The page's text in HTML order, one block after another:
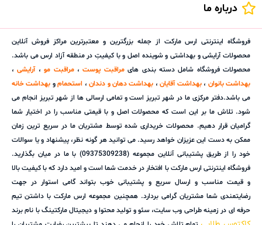
درباره ما
فروشگاه اینترنتی ارس مارکت از جمله بزرگترین و معتبرترین مراکز فروش آنلاین
محصولات آرایشی و بهداشتی و شوینده اصل و با کیفیتِ در منطقه آزاد ارس می باشد.
محصولات فروشگاه شامل دسته بندی هایمراقبت پوست،مراقبت مو،آرایشی،
بهداشت بانوان ،بهداشت آقایان، بهداشت دهان و دندان، استحمامو بهداشت خانه
می باشد.دفتر مرکزی ما در شهر تبریز است و تمامی ارسالی ها از شهر تبریز انجام می
شود. تلاش ما بر این است که محصولات اصل و با قیمتی مناسب را در اختیار شما
گرامیان قرار دهیم. محصولات خریداری شده توسط مشتریان ما در سریع ترین زمان
ممکن به دست این عزیزان خواهد رسید. می توانید هر گونه نظر، پیشنهاد و یا سوالات
خود را از طریق پشتیبانی آنلاین مجموعه (09375309238) با ما در میان بگذارید.
فروشگاه اینترنتی ارس مارکت با افتخار در خدمت شما است و امید دارد که با کیفیت بالا
و قیمت مناسب و ارسال سریع و پشتیبانی خوب بتواند گامی استوار در جهت
رضایتمندی شما مشتریان گرامی بردارد. همچنین مجموعه ارس مارکت با داشتن تیم
حرفه ای در زمینه طراحی وب سایت، سئو و تولید محتوا و دیجیتال مارکتینگ با نام برند